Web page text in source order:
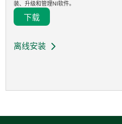
装、升级和管理NI软件。
下载
离线安装